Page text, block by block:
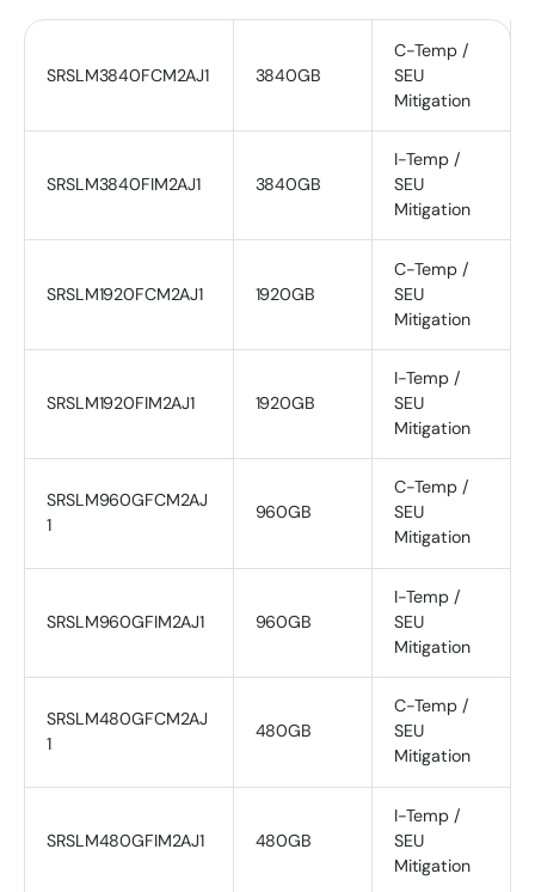
SRSLM3840FCM2AJ1 3840GB
C-Temp /
SEU
Mitigation
SRSLM3840FIM2AJ1 3840GB
I-Temp /
SEU
Mitigation
SRSLM1920FCM2AJ1 1920GB
C-Temp /
SEU
Mitigation
SRSLM1920FIM2AJ1 1920GB
I-Temp /
SEU
Mitigation
SRSLM960GFCM2AJ
1
960GB
C-Temp /
SEU
Mitigation
SRSLM960GFIM2AJ1 960GB
I-Temp /
SEU
Mitigation
SRSLM480GFCM2AJ
1
480GB
C-Temp /
SEU
Mitigation
SRSLM480GFIM2AJ1 480GB
I-Temp /
SEU
Mitigation